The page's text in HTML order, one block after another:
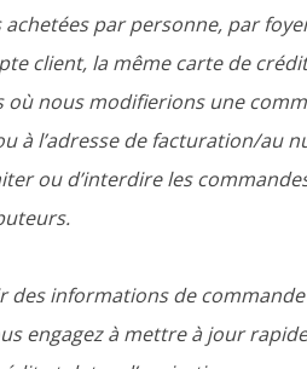
par personne, par
client, la même carte de
où nous modifierions une
à l’adresse de facturation/
ou d’interdire les
des informations de
engagez à mettre à jour